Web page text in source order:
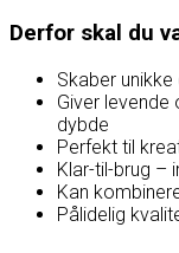
Derfor skal du
Skaber
Giver
dybde
Perfekt til
Klar-til-brug –
Kan
Pålidelig